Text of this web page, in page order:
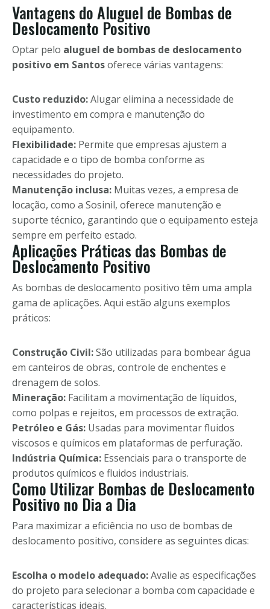
Vantagens do Aluguel de Bombas de
Deslocamento Positivo
Optar pelo aluguel de bombas de deslocamento
positivo em Santosoferece várias vantagens:
Custo reduzido:Alugar elimina a necessidade de
investimento em compra e manutenção do
equipamento.
Flexibilidade: Permite que empresas ajustem a
capacidade e o tipo de bomba conforme as
necessidades do projeto.
Manutenção inclusa: Muitas vezes, a empresa de
locação, como a Sosinil, oferece manutenção e
suporte técnico, garantindo que o equipamento esteja
sempre em perfeito estado.
Aplicações Práticas das Bombas de
Deslocamento Positivo
As bombas de deslocamento positivo têm uma ampla
gama de aplicações. Aqui estão alguns exemplos
práticos:
Construção Civil:São utilizadas para bombear água
em canteiros de obras, controle de enchentes e
drenagem de solos.
Mineração: Facilitam a movimentação de líquidos,
como polpas e rejeitos, em processos de extração.
Petróleo e Gás: Usadas para movimentar fluidos
viscosos e químicos em plataformas de perfuração.
Indústria Química: Essenciais para o transporte de
produtos químicos e fluidos industriais.
Como Utilizar Bombas de Deslocamento
Positivo no Dia a Dia
Para maximizar a eficiência no uso de bombas de
deslocamento positivo, considere as seguintes dicas:
Escolha o modelo adequado:Avalie as especificações
do projeto para selecionar a bomba com capacidade e
características ideais.